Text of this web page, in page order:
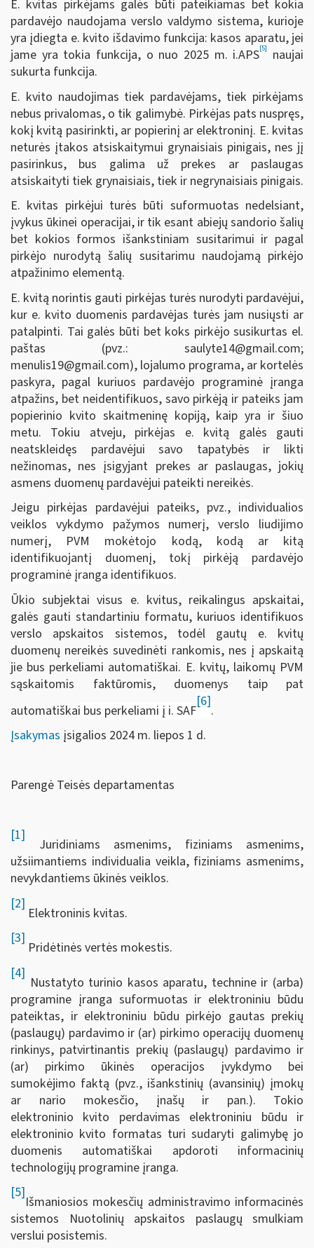
E. kvitas pirkėjams galės būti pateikiamas bet kokia
pardavėjo naudojama verslo valdymo sistema, kurioje
yra įdiegta e. kvito išdavimo funkcija: kasos aparatu, jei
jame yra tokia funkcija, o nuo 2025 m. i.APS[5]
naujai
sukurta funkcija.
E. kvito naudojimas tiek pardavėjams, tiek pirkėjams
nebus privalomas, o tik galimybė. Pirkėjas pats nuspręs,
kokį kvitą pasirinkti, ar popierinį ar elektroninį. E. kvitas
neturės įtakos atsiskaitymui grynaisiais pinigais, nes jį
pasirinkus, bus galima už prekes ar paslaugas
atsiskaityti tiek grynaisiais, tiek ir negrynaisiais pinigais.
E. kvitas pirkėjui turės būti suformuotas nedelsiant,
įvykus ūkinei operacijai, ir tik esant abiejų sandorio šalių
bet kokios formos išankstiniam susitarimui ir pagal
pirkėjo nurodytą šalių susitarimu naudojamą pirkėjo
atpažinimo elementą.
E. kvitą norintis gauti pirkėjas turės nurodyti pardavėjui,
kur e. kvito duomenis pardavėjas turės jam nusiųsti ar
patalpinti. Tai galės būti bet koks pirkėjo susikurtas el.
paštas (pvz.: saulyte14@gmail.com;
menulis19@gmail.com), lojalumo programa, ar kortelės
paskyra, pagal kuriuos pardavėjo programinė įranga
atpažins, bet neidentifikuos, savo pirkėją ir pateiks jam
popierinio kvito skaitmeninę kopiją, kaip yra ir šiuo
metu. Tokiu atveju, pirkėjas e. kvitą galės gauti
neatskleidęs pardavėjui savo tapatybės ir likti
nežinomas, nes įsigyjant prekes ar paslaugas, jokių
asmens duomenų pardavėjui pateikti nereikės.
Jeigu pirkėjas pardavėjui pateiks, pvz., individualios
veiklos vykdymo pažymos numerį, verslo liudijimo
numerį, PVM mokėtojo kodą, kodą ar kitą
identifikuojantį duomenį, tokį pirkėją pardavėjo
programinė įranga identifikuos.
Ūkio subjektai visus e. kvitus, reikalingus apskaitai,
galės gauti standartiniu formatu, kuriuos identifikuos
verslo apskaitos sistemos, todėl gautų e. kvitų
duomenų nereikės suvedinėti rankomis, nes į apskaitą
jie bus perkeliami automatiškai. E. kvitų, laikomų PVM
sąskaitomis faktūromis, duomenys taip pat
automatiškai bus perkeliami į i. SAF
[6]
.
Įsakymas įsigalios 2024 m. liepos 1 d.
Parengė Teisės departamentas
[1]
Juridiniams asmenims, fiziniams asmenims,
užsiimantiems individualia veikla, fiziniams asmenims,
nevykdantiems ūkinės veiklos.
[2]
Elektroninis kvitas.
[3]
Pridėtinės vertės mokestis.
[4]
Nustatyto turinio kasos aparatu, technine ir (arba)
programine įranga suformuotas ir elektroniniu būdu
pateiktas, ir elektroniniu būdu pirkėjo gautas prekių
(paslaugų) pardavimo ir (ar) pirkimo operacijų duomenų
rinkinys, patvirtinantis prekių (paslaugų) pardavimo ir
(ar) pirkimo ūkinės operacijos įvykdymo bei
sumokėjimo faktą (pvz., išankstinių (avansinių) įmokų
ar nario mokesčio, įnašų ir pan.). Tokio
elektroninio kvito perdavimas elektroniniu būdu ir
elektroninio kvito formatas turi sudaryti galimybę jo
duomenis automatiškai apdoroti informacinių
technologijų programine įranga.
[5]
Išmaniosios mokesčių administravimo informacinės
sistemos Nuotolinių apskaitos paslaugų smulkiam
verslui posistemis.